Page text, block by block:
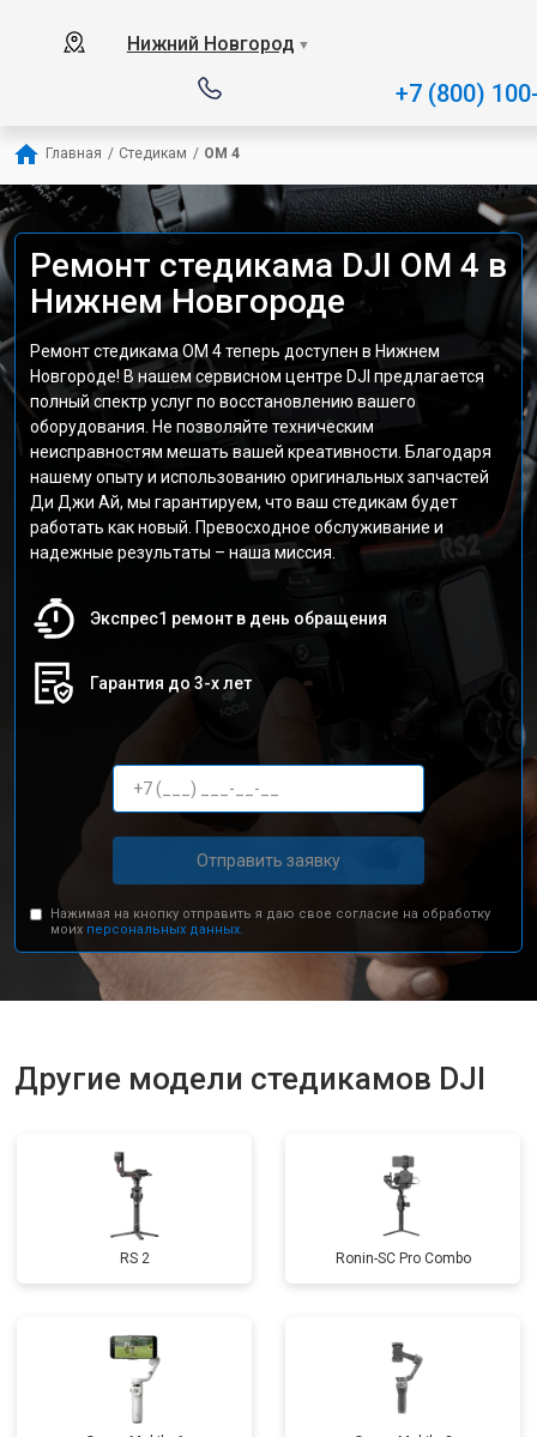
Нижний Новгород ▼
+7 (800)
Главная / Стедикам / OM 4
Ремонт стедикама DJI OM 4 в
Нижнем Новгороде
Ремонт стедикама OM 4 теперь доступен в Нижнем
Новгороде! В нашем сервисном центре DJI предлагается
полный спектр услуг по восстановлению вашего
оборудования. Не позволяйте техническим
неисправностям мешать вашей креативности. Благодаря
нашему опыту и использованию оригинальных запчастей
Ди Джи Ай, мы гарантируем, что ваш стедикам будет
работать как новый. Превосходное обслуживание и
надежные результаты – наша миссия.
Экспрес1 ремонт в день обращения
Гарантия до 3-х лет
Отправить заявку
Нажимая на кнопку отправить я даю свое согласие на обработку
моих персональных данных.
Другие модели стедикамов DJI
RS 2 Ronin-SC Pro Combo